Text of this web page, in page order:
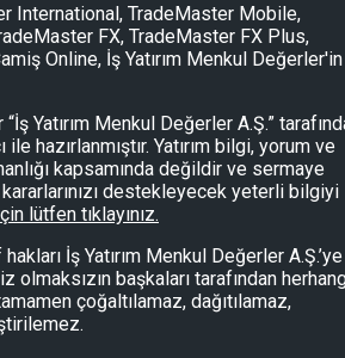
International, TradeMaster Mobile,
FX, TradeMaster FX Plus,
Online, İş Yatırım Menkul Değerler'in
Yatırım Menkul Değerler A.Ş.”
hazırlanmıştır. Yatırım bilgi, yorum ve
kapsamında değildir ve sermaye
destekleyecek yeterli bilgiyi
lütfen tıklayınız.
İş Yatırım Menkul Değerler A.Ş.’ye
olmaksızın başkaları tarafından
çoğaltılamaz, dağıtılamaz,